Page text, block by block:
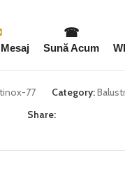
☎
Sună Acum
77 Category:
Share: